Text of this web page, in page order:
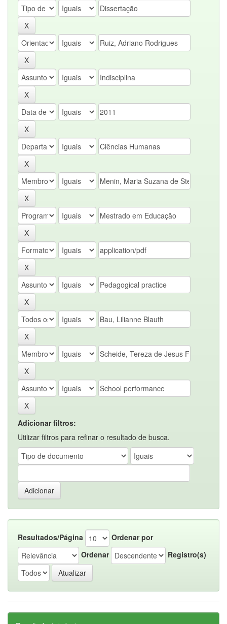
Adicionar filtros:
Utilizar filtros para refinar o resultado de busca.
Resultados/Página
Ordenar por
Ordenar
Registro(s)